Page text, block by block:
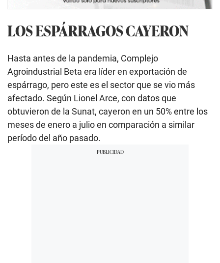
LOS ESPÁRRAGOS CAYERON
Hasta antes de la pandemia, Complejo
Agroindustrial Beta era líder en exportación de
espárrago, pero este es el sector que se vio más
afectado. Según Lionel Arce, con datos que
obtuvieron de la Sunat, cayeron en un 50% entre los
meses de enero a julio en comparación a similar
período del año pasado.